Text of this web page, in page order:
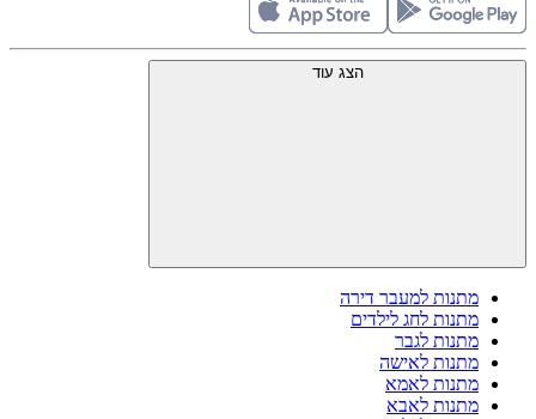
הצג עוד
מתנות למעבר דירה
מתנות לחג לילדים
מתנות לגבר
מתנות לאישה
מתנות לאמא
מתנות לאבא